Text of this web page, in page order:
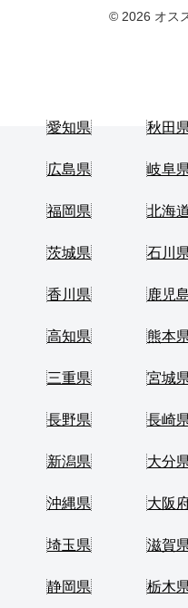
© 2026 オス
愛知県 秋田
広島県 岐阜
福岡県 北海
茨城県 石川
香川県 鹿児
高知県 熊本
三重県 宮城
長野県 長崎
新潟県 大分
沖縄県 大阪
埼玉県 滋賀
静岡県 栃木